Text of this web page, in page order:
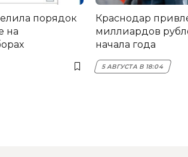
порядок
на
Краснодар
миллиардов
начала года
5 АВГУСТА В 18:04